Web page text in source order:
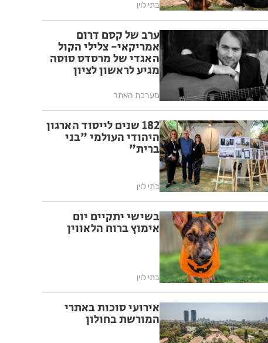
בתי לוין
ערב של קסם דרום
אמריקאי- צלילי הקול
האגדי של מרסדס סוסה
מגיע לראשון לציון
מערכת האתר
182 שנים לייסוד הארגון
היהודי העולמי "בני
ברית"
בתי לוין
בשישי יתקיים יום
אימוץ ברוח הלאווין
בתי לוין
אירועי סוכות באתרי
המורשת בחולון